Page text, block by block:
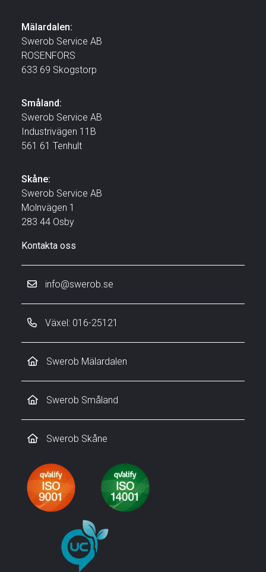
Mälardalen:
Swerob Service AB
ROSENFORS
633 69 Skogstorp
Småland:
Swerob Service AB
Industrivägen 11B
561 61 Tenhult
Skåne:
Swerob Service AB
Molnvägen 1
283 44 Osby
Kontakta oss
info@swerob.se
Växel: 016-25121
Swerob Mälardalen
Swerob Småland
Swerob Skåne